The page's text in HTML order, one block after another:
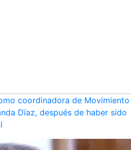
coordinadora de Movimiento
Dïaz, después de haber sido